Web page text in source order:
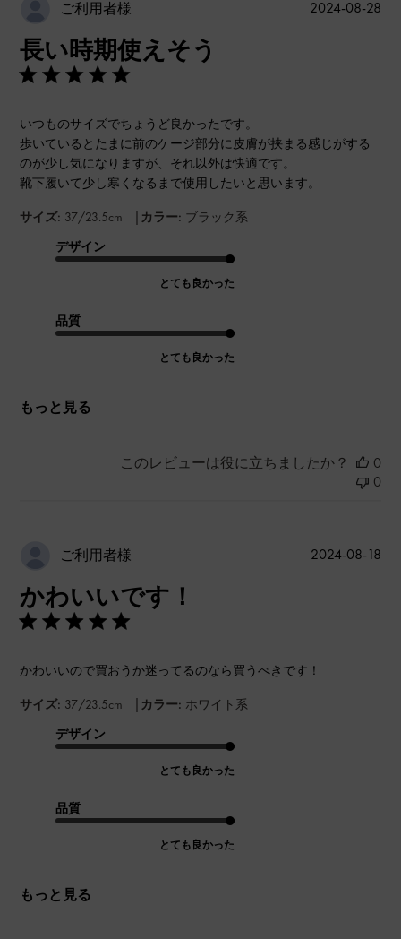
ご利用者様
長い時期使えそう
いつものサイズでちょうど良かったです。
歩いているとたまに前のケージ部分に皮膚が挟まる感じがする
のが少し気になりますが、それ以外は快適です。
靴下履いて少し寒くなるまで使用したいと思います。
サイズ: 37/23.5cm | カラー: ブラック系
デザイン
とても良かった
品質
とても良かった
もっと見る
公
2024-08-28
このレビューは役に立ちましたか？
0
0
ご利用者様
かわいいです！
かわいいので買おうか迷ってるのなら買うべきです！
サイズ: 37/23.5cm | カラー: ホワイト系
デザイン
とても良かった
品質
とても良かった
もっと見る
公
2024-08-18